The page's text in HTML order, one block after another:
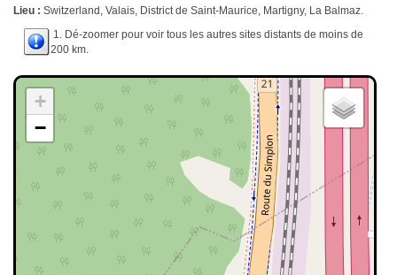
Lieu : Switzerland, Valais, District de Saint-Maurice, Martigny, La Balmaz.
1. Dé-zoomer pour voir tous les autres sites distants de moins de
200 km.
+
−